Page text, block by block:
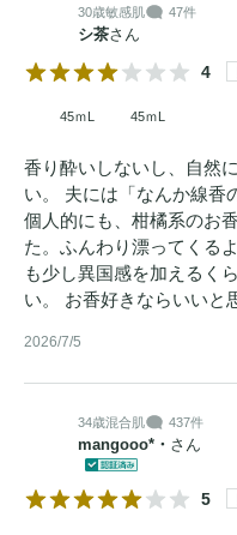
30歳敏感肌 47件
シ茶さん
4
45ｍL 45ｍL
香り酔いしないし、自然
い。 夫には「なんか線香
個人的にも、柑橘系のお
た。ふんわり漂ってくる
も少し異国感を加えるく
い。 お香好きならいいと
2026/7/5
34歳混合肌 437件
mangooo*・ さん
5